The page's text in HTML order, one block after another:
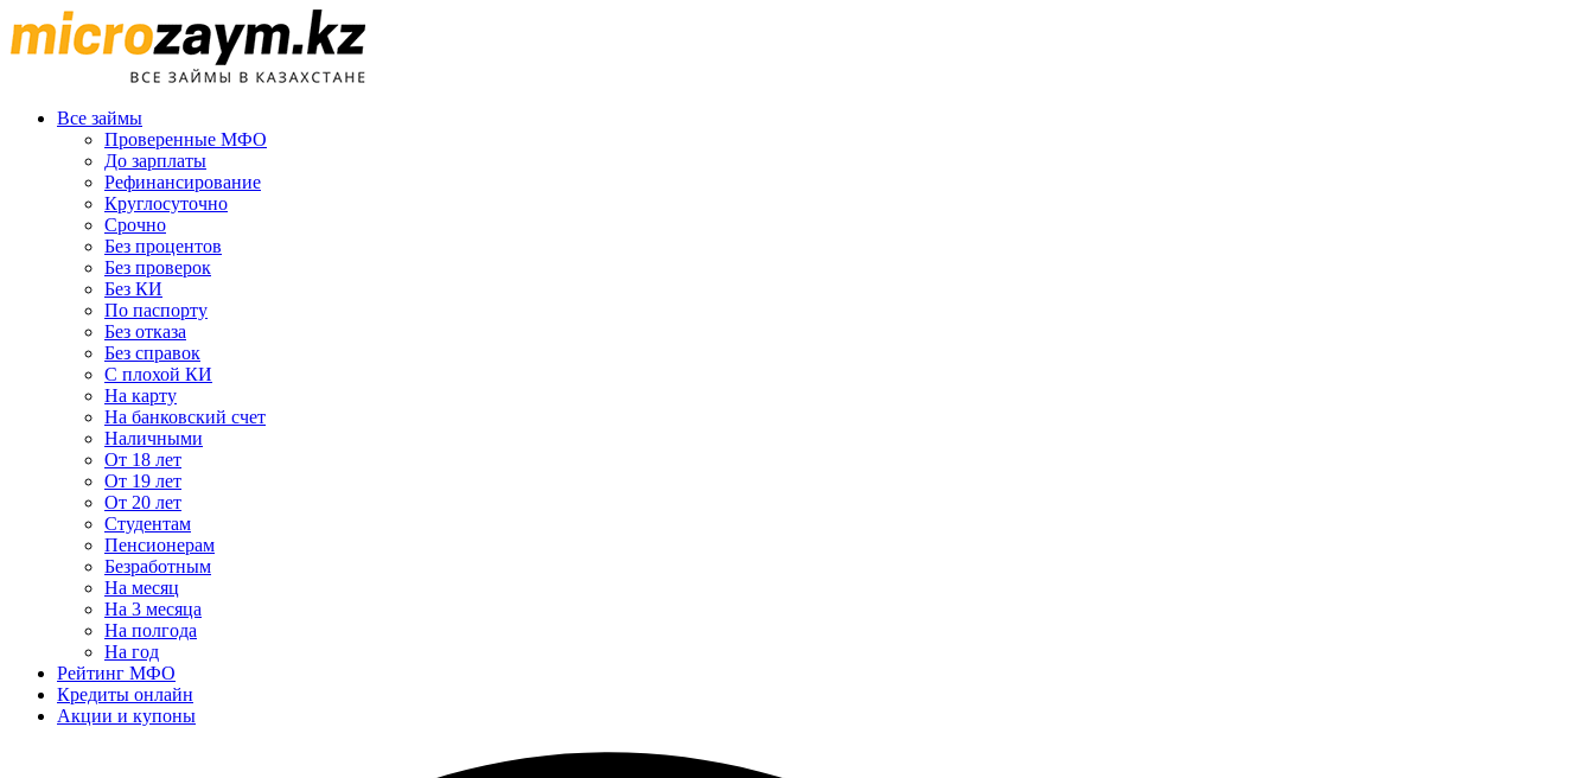
Все займы
Проверенные МФО
До зарплаты
Рефинансирование
Круглосуточно
Срочно
Без процентов
Без проверок
Без КИ
По паспорту
Без отказа
Без справок
С плохой КИ
На карту
На банковский счет
Наличными
От 18 лет
От 19 лет
От 20 лет
Студентам
Пенсионерам
Безработным
На месяц
На 3 месяца
На полгода
На год
Рейтинг МФО
Кредиты онлайн
Акции и купоны